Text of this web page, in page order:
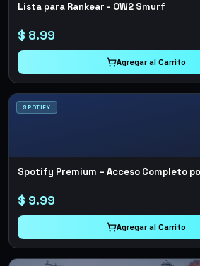
Lista para Rankear - OW2 Smurf
$ 8.99
Agregar al Carrito
SPOTIFY
Spotify Premium – Acceso Completo
$ 9.99
Agregar al Carrito